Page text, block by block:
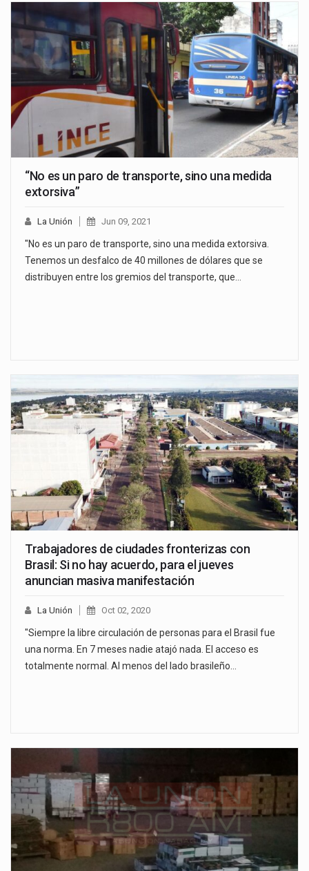
“No es un paro de transporte, sino una medida
extorsiva”
La Unión Jun 09, 2021
"No es un paro de transporte, sino una medida extorsiva.
Tenemos un desfalco de 40 millones de dólares que se
distribuyen entre los gremios del transporte, que…
Trabajadores de ciudades fronterizas con
Brasil: Si no hay acuerdo, para el jueves
anuncian masiva manifestación
La Unión Oct 02, 2020
"Siempre la libre circulación de personas para el Brasil fue
una norma. En 7 meses nadie atajó nada. El acceso es
totalmente normal. Al menos del lado brasileño…